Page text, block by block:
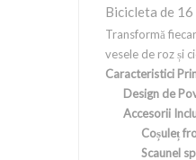
Bicicleta de
Transformă
vesele de roz și
Caracteristici
Design de
Accesorii
Coșuleț
Scaunel